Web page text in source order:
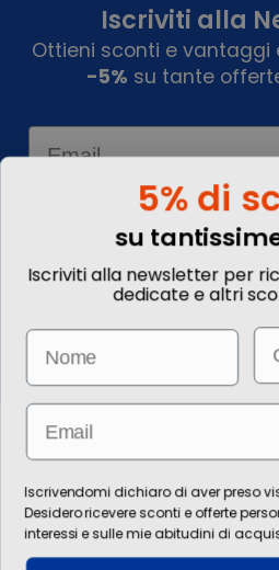
Informazioni
Come prenotare
Iscriviti alla
Ottieni sconti e vantaggi
-5% su tante
Email
Le immagini hanno valore
Per l’erogazione dei servizi di viaggio è
Ignas Tour S.p.A., Largo Cesare
P.IVA: 01652670215. È venditore Ignas
39044 Egna (BZ) - Italia, P.IVA:
5% di
su
Iscriviti alla newsletter per
dedicate e altri
Name
Email
Iscrivendomi dichiaro di aver preso
Desidero ricevere sconti e offerte
interessi e sulle mie abitudini di